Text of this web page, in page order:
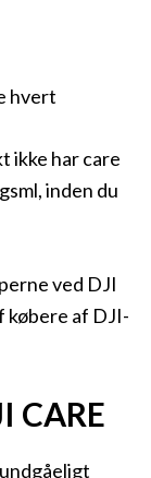
hvert
ikke har care
inden du
ved DJI
købere af DJI-
CARE